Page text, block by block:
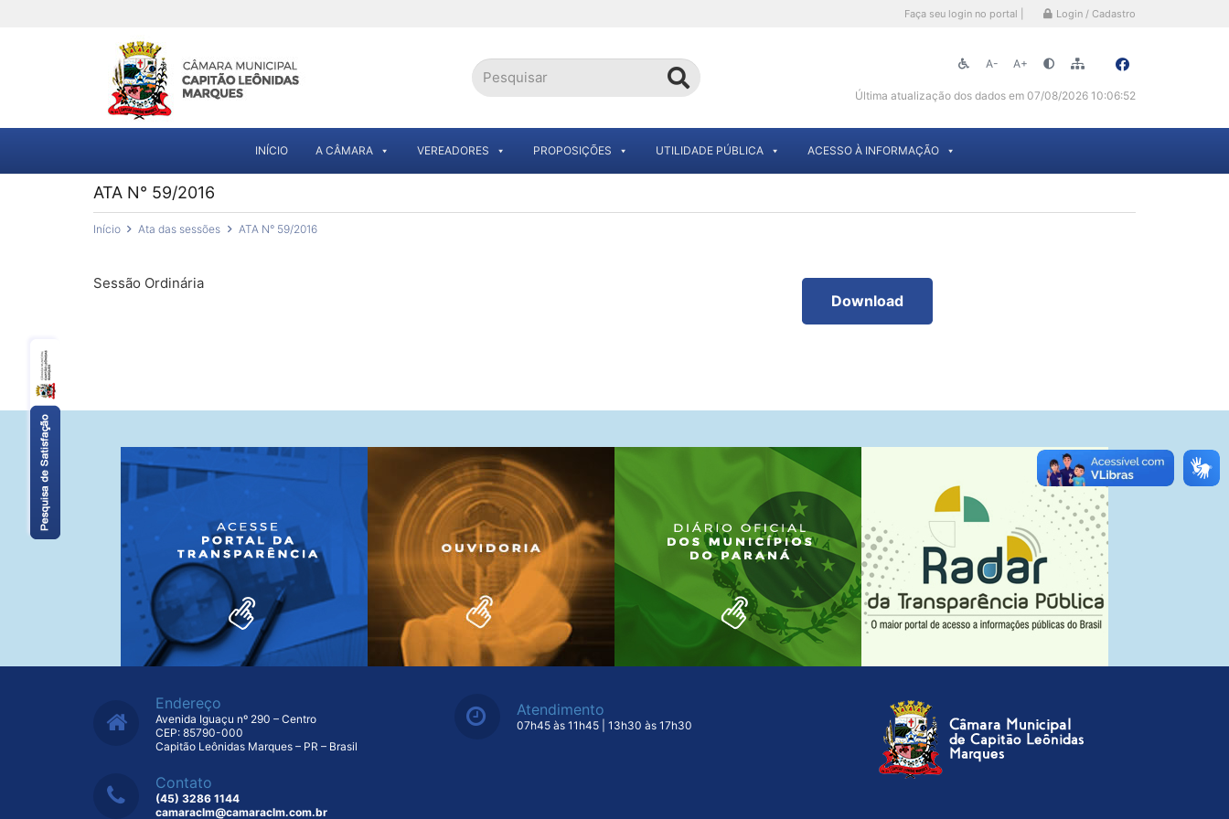
Faça seu login no portal | Login / Cadastro
A- A+
Última atualização dos dados em 07/08/2026 10:06:52
INÍCIO A CÂMARA VEREADORES PROPOSIÇÕES UTILIDADE PÚBLICA ACESSO À INFORMAÇÃO
ATA N° 59/2016
Início Ata das sessões ATA N° 59/2016
Sessão Ordinária
Download
Endereço
Avenida Iguaçu nº 290 – Centro
CEP: 85790-000
Capitão Leônidas Marques – PR – Brasil
Contato
(45) 3286 1144
camaraclm@camaraclm.com.br
Atendimento
07h45 às 11h45 | 13h30 às 17h30